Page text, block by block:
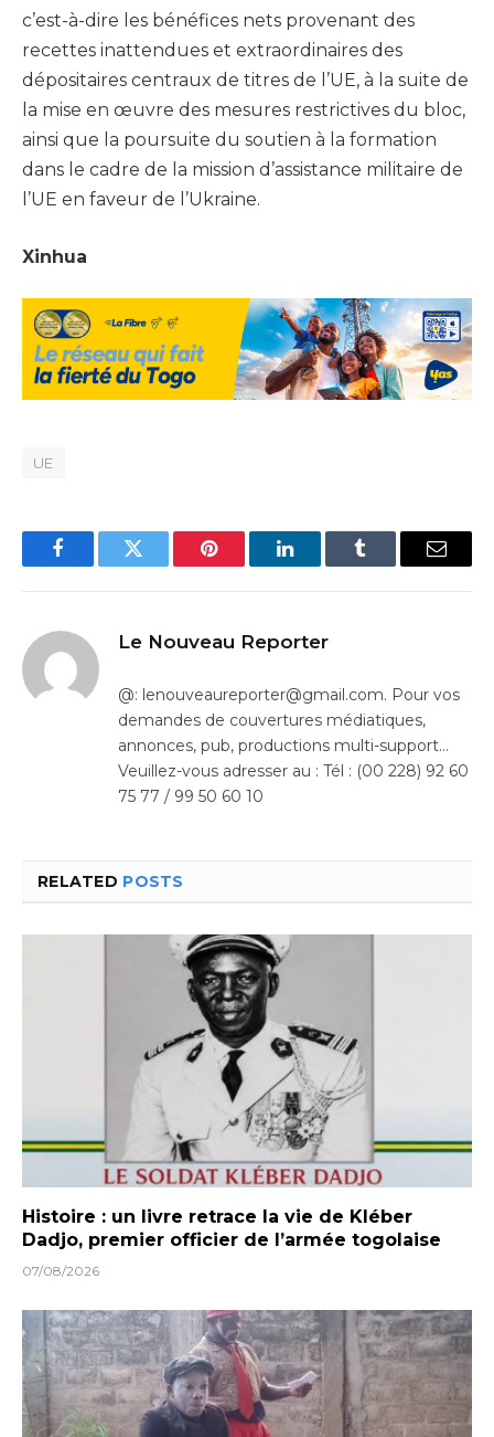
c’est-à-dire les bénéfices nets provenant des
recettes inattendues et extraordinaires des
dépositaires centraux de titres de l’UE, à la suite de
la mise en œuvre des mesures restrictives du bloc,
ainsi que la poursuite du soutien à la formation
dans le cadre de la mission d’assistance militaire de
l’UE en faveur de l’Ukraine.
Xinhua
UE
FacebookTwitter Pinterest LinkedInTumblr Email
Le Nouveau Reporter
@: lenouveaureporter@gmail.com. Pour vos
demandes de couvertures médiatiques,
annonces, pub, productions multi-support…
Veuillez-vous adresser au : Tél : (00 228) 92 60
75 77 / 99 50 60 10
RELATED POSTS
Histoire : un livre retrace la vie de Kléber
Dadjo, premier officier de l’armée togolaise
07/08/2026